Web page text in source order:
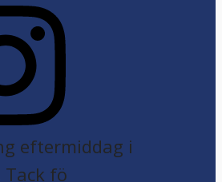
eftermiddag i
fö